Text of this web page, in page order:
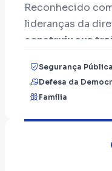
Reconhecido
lideranças da
construiu sua
dos valores
grande
entre discurso e
Segurança Pública
Defesa da
Família